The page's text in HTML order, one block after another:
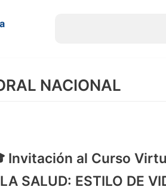
NACIONAL
Invitación al Curso
SALUD: ESTILO DE